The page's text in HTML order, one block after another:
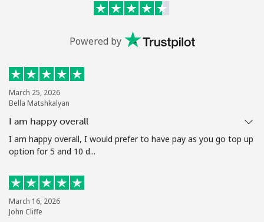
Powered by
March 25, 2026
Bella Matshkalyan
I am happy overall
I am happy overall, I would prefer to have pay as you go top up
option for 5 and 10 d...
March 16, 2026
John Cliffe